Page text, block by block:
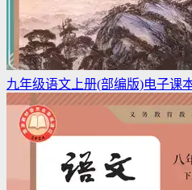
九年级语文上册(部编版)电子课